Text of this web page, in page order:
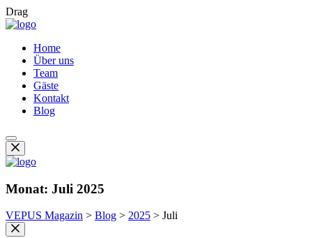
Drag
Home
Über uns
Team
Gäste
Kontakt
Blog
Monat: Juli 2025
VEPUS Magazin > Blog > 2025 > Juli